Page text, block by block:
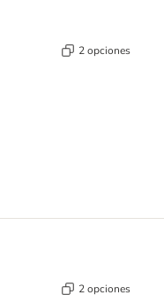
2 opciones
2 opciones